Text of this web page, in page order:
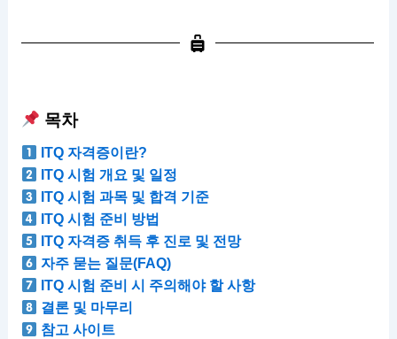
목차
ITQ 자격증이란?
ITQ 시험 개요 및 일정
ITQ 시험 과목 및 합격 기준
ITQ 시험 준비 방법
ITQ 자격증 취득 후 진로 및 전망
자주 묻는 질문(FAQ)
ITQ 시험 준비 시 주의해야 할 사항
결론 및 마무리
참고 사이트